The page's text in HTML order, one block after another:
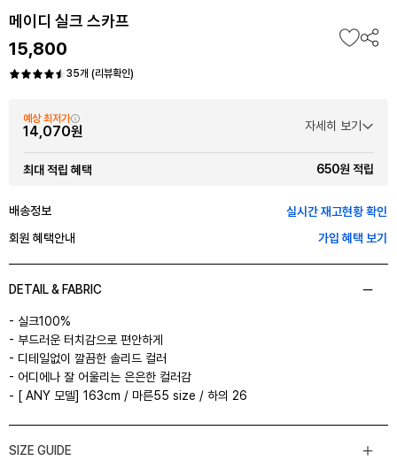
메이디 실크 스카프
15,800
35개 (리뷰확인)
예상 최저가
14,070원 자세히 보기
최대 적립 혜택 650원 적립
배송정보
실시간 재고현황 확인
회원 혜택안내
가입 혜택 보기
DETAIL & FABRIC
- 실크100%
- 부드러운 터치감으로 편안하게
- 디테일없이 깔끔한 솔리드 컬러
- 어디에나 잘 어울리는 은은한 컬러감
- [ ANY 모델] 163cm / 마른55 size / 하의 26
SIZE GUIDE